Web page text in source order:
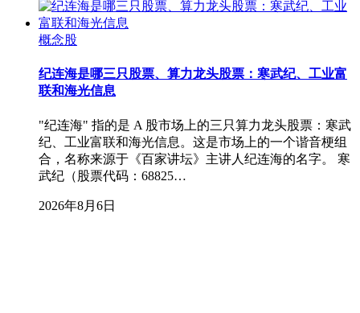
概念股
纪连海是哪三只股票、算力龙头股票：寒武纪、工业富
联和海光信息
"纪连海" 指的是 A 股市场上的三只算力龙头股票：寒武
纪、工业富联和海光信息。这是市场上的一个谐音梗组
合，名称来源于《百家讲坛》主讲人纪连海的名字。 寒
武纪（股票代码：68825…
2026年8月6日